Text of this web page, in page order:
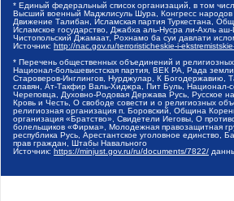
* Единый федеральный список организаций, в том
Высший военный Маджлисуль Шура, Конгресс народов
Движение Талибан, Исламская партия Туркестана,
Исламское государство, Джабха аль-Нусра ли-Ахль
Чистопольский Джамаат, Рохнамо ба суи давлати
Источник: http://nac.gov.ru/terroristicheskie-i-
* Перечень общественных объединений и
Национал-большевистская партия, ВЕК РА, Рада
Староверов-Инглингов, Нурджулар, К Богодержавию,
славян, Ат-Такфир Валь-Хиджра, Пит Буль, Национал-
Череповца, Духовно-Родовая Держава Русь, Русское
Кровь и Честь, О свободе совести и о религиозных
религиозная организация п. Боровский, Община
организация «Братство», Свидетели Иеговы, О
болельщиков «Фирма», Молодежная правозащитная
республика Русь, Арестантское уголовное
прав граждан, Штабы Навального
Источник: https://minjust.gov.ru/ru/documents/7822/